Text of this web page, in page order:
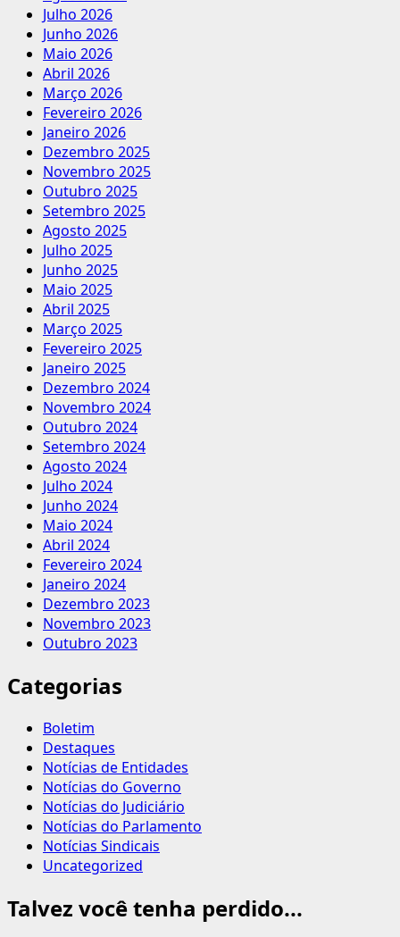
Julho 2026
Junho 2026
Maio 2026
Abril 2026
Março 2026
Fevereiro 2026
Janeiro 2026
Dezembro 2025
Novembro 2025
Outubro 2025
Setembro 2025
Agosto 2025
Julho 2025
Junho 2025
Maio 2025
Abril 2025
Março 2025
Fevereiro 2025
Janeiro 2025
Dezembro 2024
Novembro 2024
Outubro 2024
Setembro 2024
Agosto 2024
Julho 2024
Junho 2024
Maio 2024
Abril 2024
Fevereiro 2024
Janeiro 2024
Dezembro 2023
Novembro 2023
Outubro 2023
Categorias
Boletim
Destaques
Notícias de Entidades
Notícias do Governo
Notícias do Judiciário
Notícias do Parlamento
Notícias Sindicais
Uncategorized
Talvez você tenha perdido...